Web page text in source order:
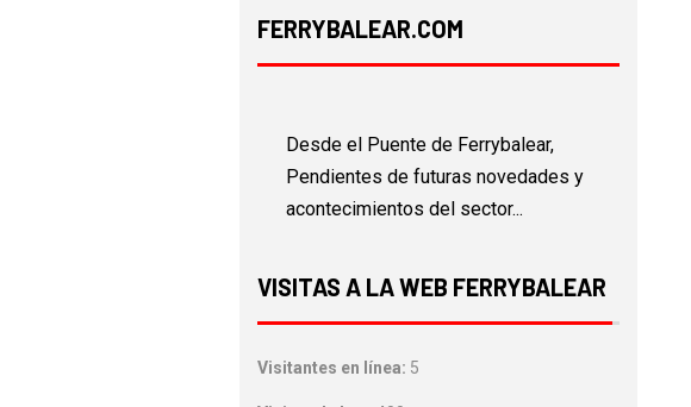
FERRYBALEAR.COM
Desde el Puente de Ferrybalear,
Pendientes de futuras novedades y
acontecimientos del sector...
VISITAS A LA WEB FERRYBALEAR
Visitantes en línea: 5